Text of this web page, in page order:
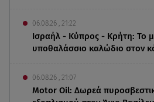
06.08.26 , 21:22
Ισραήλ - Κύπρος - Κρήτη: Το
υποθαλάσσιο καλώδιο στον
06.08.26 , 21:07
Motor Oil: Δωρεά